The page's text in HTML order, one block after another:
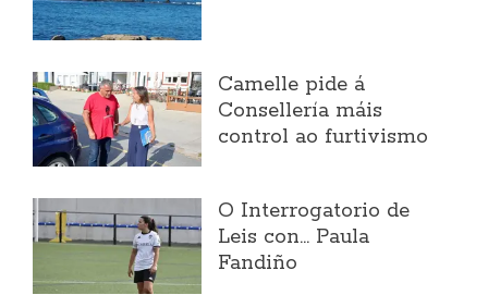
Camelle pide á
Consellería máis
control ao furtivismo
O Interrogatorio de
Leis con... Paula
Fandiño